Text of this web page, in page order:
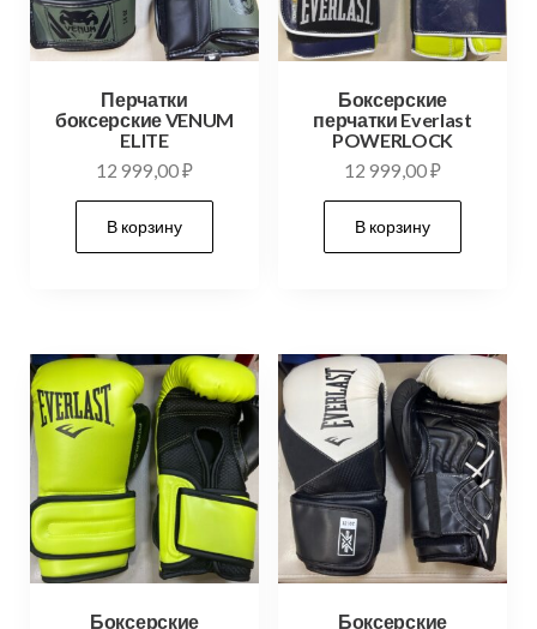
Перчатки
боксерские VENUM
ELITE
12 999,00₽
В корзину
Боксерские
перчатки Everlast
POWERLOCK
12 999,00₽
В корзину
Боксерские
Боксерские